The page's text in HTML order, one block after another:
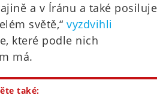
a v Íránu a také posiluje
světě,“ vyzdvihli
které podle nich
má.
také: